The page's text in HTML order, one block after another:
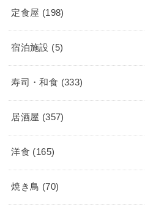
定食屋 (198)
宿泊施設 (5)
寿司・和食 (333)
居酒屋 (357)
洋食 (165)
焼き鳥 (70)